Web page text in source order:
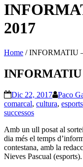
2017
Home /INFORMATIU
INFORMATIU
Dic 22, 2017 Paco
comarcal, cultura, esports
successos
Amb un ull posat al
dia més el temps
contestana, amb la
Nieves Pascual (esports).